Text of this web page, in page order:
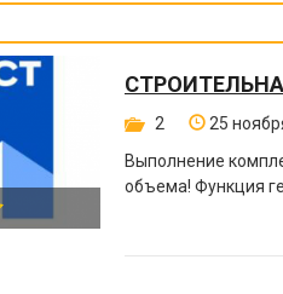
2 25
Выполнение
объема! Функция